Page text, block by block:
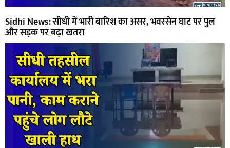
Sidhi News: सीधी में भारी बारिश का असर, भवरसेन घाट पर पुल
और सड़क पर बढ़ा खतरा